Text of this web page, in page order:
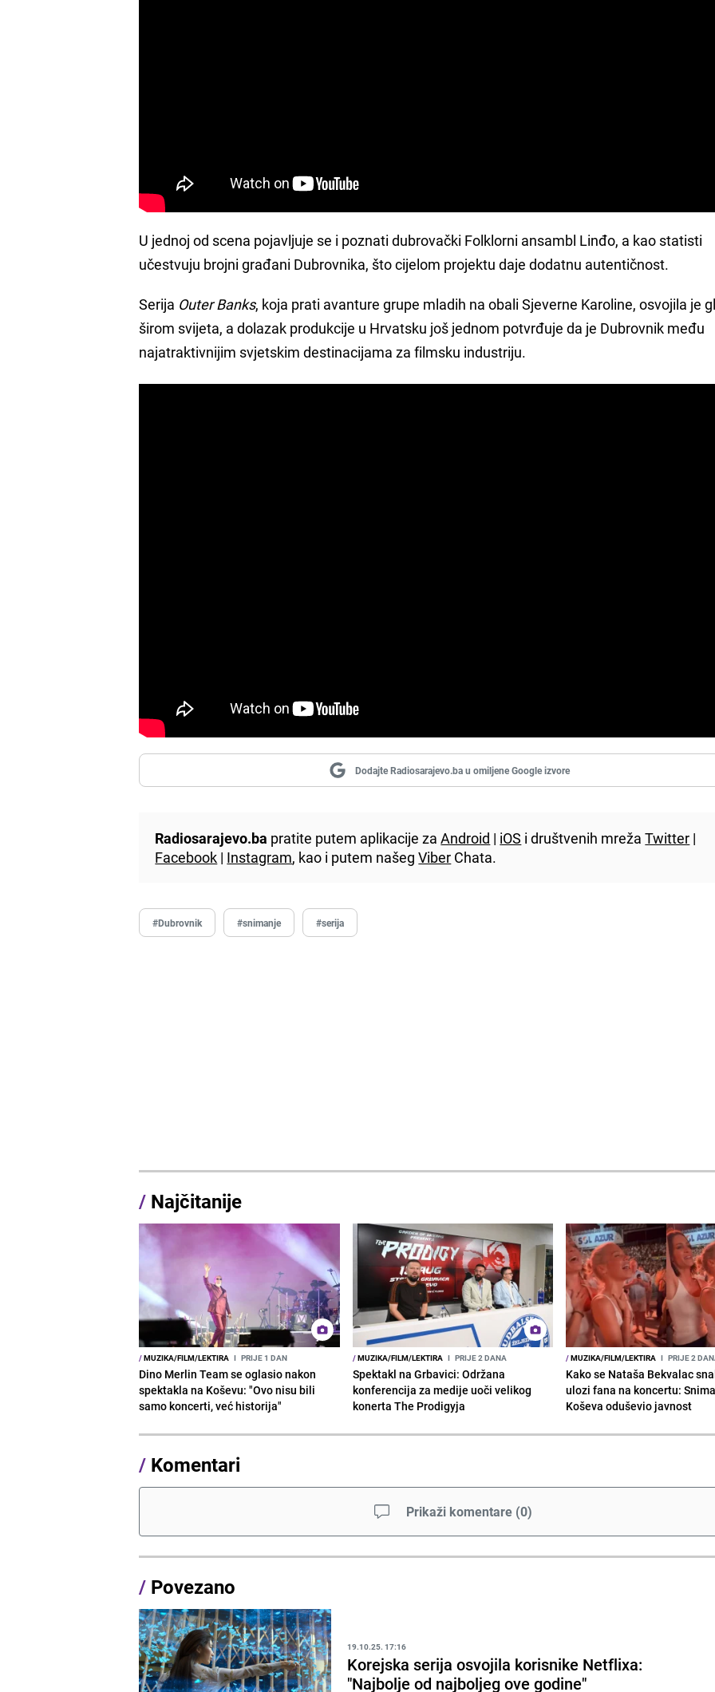
U jednoj od scena pojavljuje se i poznati dubrovački Folklorni ansambl Linđo, a kao statisti
učestvuju brojni građani Dubrovnika, što cijelom projektu daje dodatnu autentičnost.
Serija Outer Banks, koja prati avanture grupe mladih na obali Sjeverne Karoline, osvojila je
širom svijeta, a dolazak produkcije u Hrvatsku još jednom potvrđuje da je Dubrovnik među
najatraktivnijim svjetskim destinacijama za filmsku industriju.
Dodajte Radiosarajevo.ba u omiljene Google izvore
Radiosarajevo.ba pratite putem aplikacije zaAndroid | iOS i društvenih mrežaTwitter |
Facebook | Instagram, kao i putem našegViber Chata.
#Dubrovnik #snimanje #serija
/ Najčitanije
/MUZIKA/FILM/LEKTIRA I PRIJE 1 DAN
Dino Merlin Team se oglasio nakon
spektakla na Koševu: "Ovo nisu bili
samo koncerti, već historija"
/MUZIKA/FILM/LEKTIRA I PRIJE 2 DANA
Spektakl na Grbavici: Održana
konferencija za medije uoči velikog
konerta The Prodigyja
/MUZIKA/FILM/LEKTIRA I PRIJE 2
Kako se Nataša Bekvalac
ulozi fana na koncertu:
Koševa oduševio javnost
/ Komentari
Prikaži komentare (0)
/ Povezano
19.10.25. 17:16
Korejska serija osvojila korisnike Netflixa:
"Najbolje od najboljeg ove godine"